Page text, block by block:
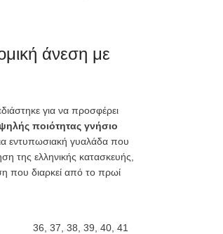
άνεση με
για να προσφέρει
ποιότητας γνήσιο
εντυπωσιακή γυαλάδα που
της ελληνικής κατασκευής,
που διαρκεί από το πρωί
36 37 38 39 40, 41